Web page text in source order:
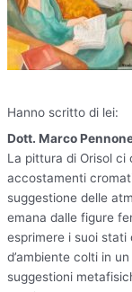
Hanno scritto di lei:
Dott. Marco
La pittura di Orisol
accostamenti
suggestione delle
emana dalle figure
esprimere i suoi stati
d’ambiente colti in
suggestioni